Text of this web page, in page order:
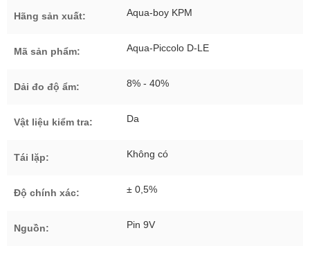
Hãng sản xuất: Aqua-boy KPM
Mã sản phẩm: Aqua-Piccolo D-LE
Dải đo độ ẩm: 8% - 40%
Vật liệu kiểm tra: Da
Tái lặp: Không có
Độ chính xác: ± 0,5%
Nguồn: Pin 9V